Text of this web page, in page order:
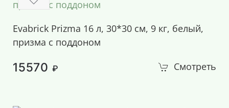
Evabrick Prizma 16 л, 30*30 см, 9 кг, белый,
призма с поддоном
15570 ₽ Смотреть